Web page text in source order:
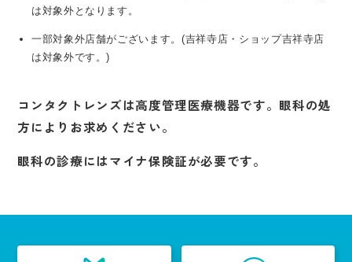
は対象外となります。
一部対象外店舗がございます。(吉祥寺店・ショップ吉祥寺店
は対象外です。)
コンタクトレンズは高度管理医療機器です。眼科の処
方によりお求めください。
眼科の診療にはマイナ保険証が必要です。